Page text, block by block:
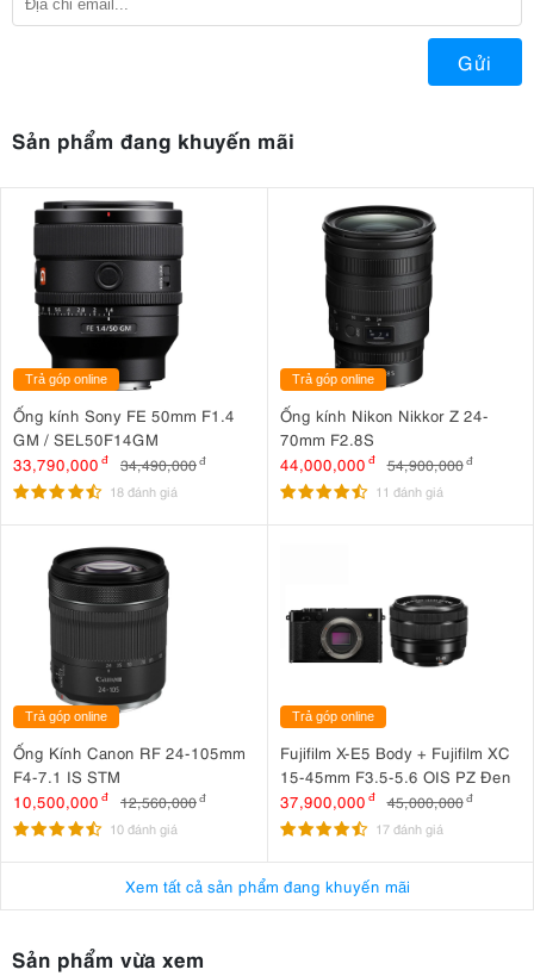
Gửi
Sản phẩm đang khuyến mãi
Trả góp online
Ống kính Sony FE 50mm F1.4
GM / SEL50F14GM
33,790,000 đ 34,490,000đ
18 đánh giá
Trả góp online
Ống kính Nikon Nikkor Z 24-
70mm F2.8S
44,000,000 đ 54,900,000 đ
11 đánh giá
Trả góp online
Ống Kính Canon RF 24-105mm
F4-7.1 IS STM
10,500,000 đ 12,560,000đ
10 đánh giá
Trả góp online
Fujifilm X-E5 Body + Fujifilm XC
15-45mm F3.5-5.6 OIS PZ Đen
37,900,000 đ 45,000,000 đ
17 đánh giá
Xem tất cả sản phẩm đang khuyến mãi
Sản phẩm vừa xem